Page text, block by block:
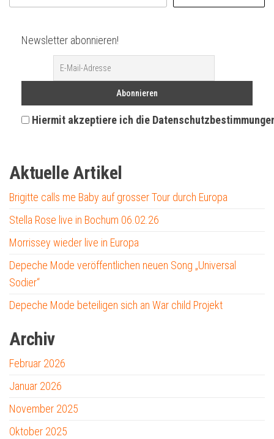
Newsletter abonnieren!
Hiermit akzeptiere ich die
Aktuelle Artikel
Brigitte calls me Baby auf grosser Tour durch Europa
Stella Rose live in Bochum 06.02.26
Morrissey wieder live in Europa
Depeche Mode veröffentlichen neuen Song „Universal
Sodier“
Depeche Mode beteiligen sich an War child Projekt
Archiv
Februar 2026
Januar 2026
November 2025
Oktober 2025